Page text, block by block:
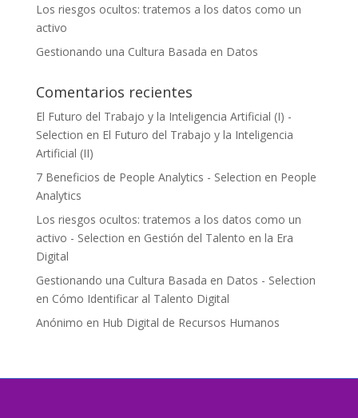
Los riesgos ocultos: tratemos a los datos como un
activo
Gestionando una Cultura Basada en Datos
Comentarios recientes
El Futuro del Trabajo y la Inteligencia Artificial (I) -
Selection en El Futuro del Trabajo y la Inteligencia
Artificial (II)
7 Beneficios de People Analytics - Selection en People
Analytics
Los riesgos ocultos: tratemos a los datos como un
activo - Selection en Gestión del Talento en la Era
Digital
Gestionando una Cultura Basada en Datos - Selection
en Cómo Identificar al Talento Digital
Anónimo en Hub Digital de Recursos Humanos